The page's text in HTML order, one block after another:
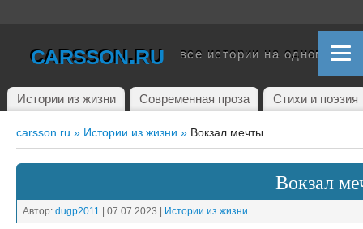
carsson.ru все истории на одном
Истории из жизни Современная проза Стихи и поэзия
carsson.ru » Истории из жизни » Вокзал мечты
Вокзал
Автор: dugp2011 07.07.2023 Истории из жизни